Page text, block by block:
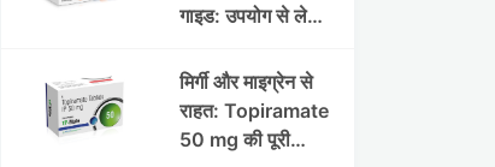
गाइड: उपयोग से लेकर
मिर्गी और माइग्रेन से
राहत: Topiramate
50 mg की पूरी